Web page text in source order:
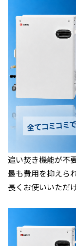
追い焚き機能が不
最も費用を抑えら
長くお使いいただ